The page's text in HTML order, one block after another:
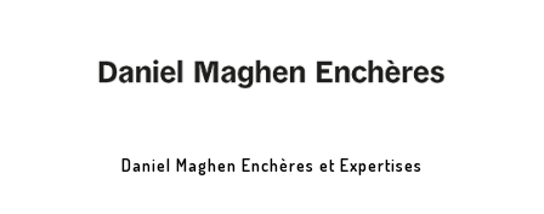
Daniel Maghen Enchères et Expertises